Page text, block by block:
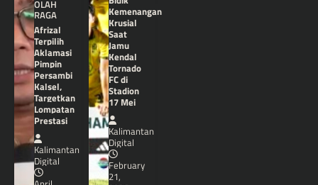
OLAH
RAGA
Afrizal
Terpilih
Aklamasi
Pimpin
Persambi
Kalsel,
Targetkan
Lompatan
Prestasi
Kalimantan
Digital
Kemenangan
Krusial
Saat
Jamu
Kendal
Tornado
FC di
Stadion
17 Mei
Kalimantan
Digital
February
21,